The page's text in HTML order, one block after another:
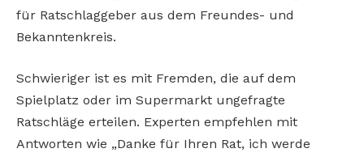
für Ratschlaggeber aus dem Freundes- und
Bekanntenkreis.
Schwieriger ist es mit Fremden, die auf dem
Spielplatz oder im Supermarkt ungefragte
Ratschläge erteilen. Experten empfehlen mit
Antworten wie „Danke für Ihren Rat, ich werde